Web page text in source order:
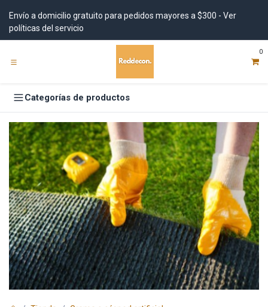
Envío a domicilio gratuito para pedidos mayores a $300 - Ver
políticas del servicio
0
Categorías de productos